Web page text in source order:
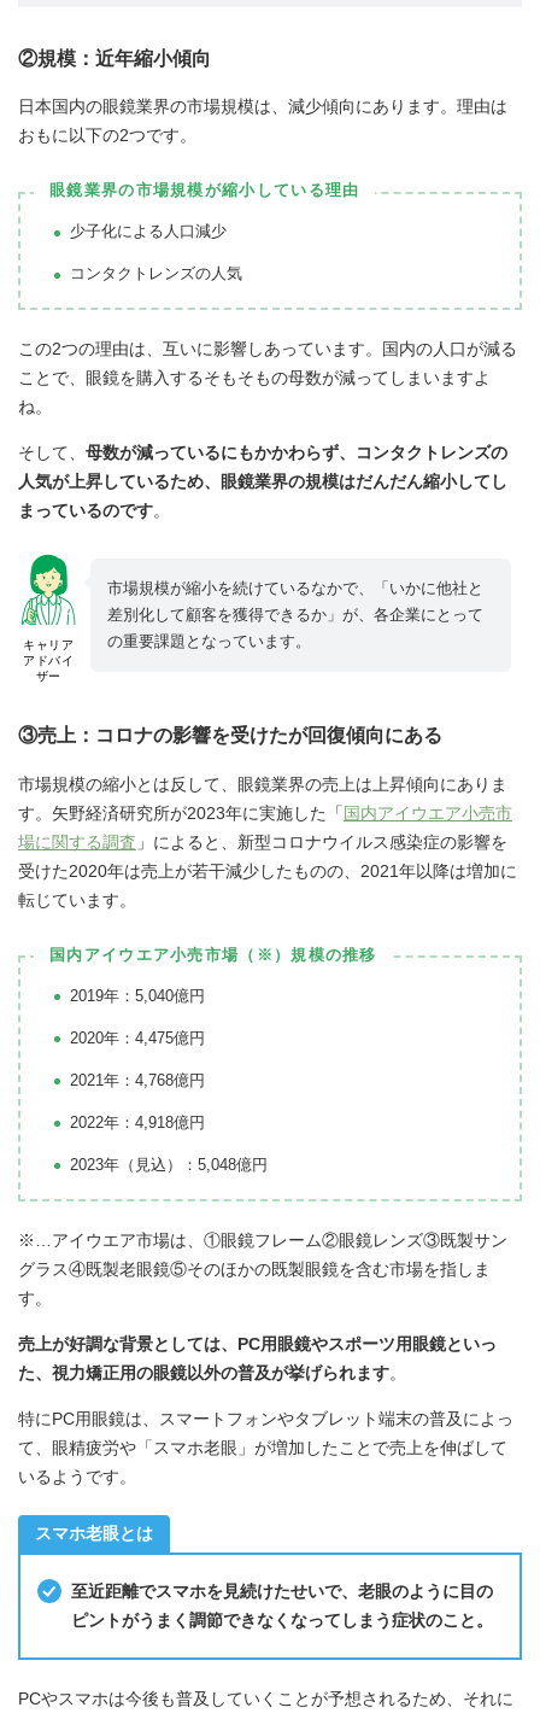
②規模：近年縮小傾向
日本国内の眼鏡業界の市場規模は、減少傾向にあります。理由は
おもに以下の2つです。
眼鏡業界の市場規模が縮小している理由
少子化による人口減少
コンタクトレンズの人気
この2つの理由は、互いに影響しあっています。国内の人口が減る
ことで、眼鏡を購入するそもそもの母数が減ってしまいますよ
ね。
そして、 母数が減っているにもかかわらず、コンタクトレンズの
人気が上昇しているため、眼鏡業界の規模はだんだん縮小してし
まっているのです。
キャリア
アドバイ
ザー
市場規模が縮小を続けているなかで、「いかに他社と
差別化して顧客を獲得できるか」が、各企業にとって
の重要課題となっています。
③売上：コロナの影響を受けたが回復傾向にある
市場規模の縮小とは反して、眼鏡業界の売上は上昇傾向にありま
す。矢野経済研究所が2023年に実施した「国内アイウエア小売市
場に関する調査 」によると、新型コロナウイルス感染症の影響を
受けた2020年は売上が若干減少したものの、2021年以降は増加に
転じています。
国内アイウエア小売市場（※）規模の推移
2019年：5,040億円
2020年：4,475億円
2021年：4,768億円
2022年：4,918億円
2023年（見込）：5,048億円
※…アイウエア市場は、①眼鏡フレーム②眼鏡レンズ③既製サン
グラス④既製老眼鏡⑤そのほかの既製眼鏡を含む市場を指しま
す。
売上が好調な背景としては、PC用眼鏡やスポーツ用眼鏡といっ
た、視力矯正用の眼鏡以外の普及が挙げられます。
特にPC用眼鏡は、スマートフォンやタブレット端末の普及によっ
て、眼精疲労や「スマホ老眼」が増加したことで売上を伸ばして
いるようです。
スマホ老眼とは
至近距離でスマホを見続けたせいで、老眼のように目の
ピントがうまく調節できなくなってしまう症状のこと。
PCやスマホは今後も普及していくことが予想されるため、それに